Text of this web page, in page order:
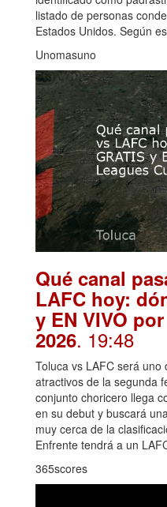
listado de personas
Estados Unidos. Según
Unomasuno
Qué canal
LAFC hoy:
y EN VIVO
2026. 19:48
Toluca vs LAFC será
atractivos de la segunda
conjunto choricero llega
en su debut y buscará
muy cerca de la
Enfrente tendrá a un
365scores